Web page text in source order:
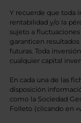
Y recuerde que toda
rentabilidad y/o la
sujeto a
garanticen
futuras. Toda
cualquier capital
En cada una de las
disposición
como la Sociedad
Folleto (clicando en